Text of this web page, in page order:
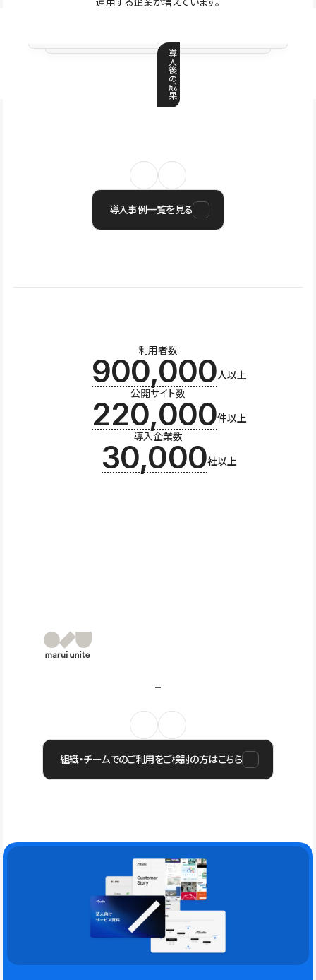
導
入
後
の
成
果
導入事例一覧を見る
利用者数
900,000人以上
公開サイト数
220,000件以上
導入企業数
30,000社以上
組織・チームでのご利用をご検討の方はこちら